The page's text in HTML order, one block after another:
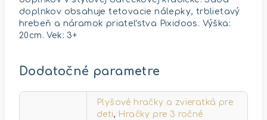
doplnkov obsahuje tetovacie nálepky, trblietavý
hrebeň a náramok priateľstva Pixidoos. Výška:
20cm. Vek: 3+
Dodatočné parametre
Plyšové hračky a zvieratká pre
deti, Hračky pre 3 ročné